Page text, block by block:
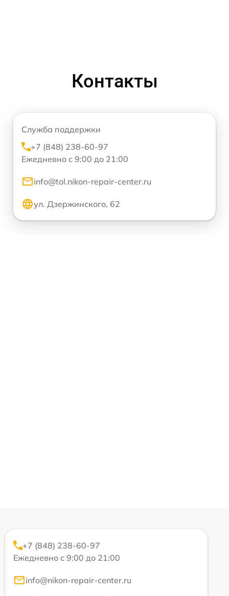
Контакты
Служба поддержки
+7 (848) 238-60-97
Ежедневно с 9:00 до 21:00
info@tol.nikon-repair-center.ru
ул. Дзержинского, 62
+7 (848) 238-60-97
Ежедневно с 9:00 до 21:00
info@nikon-repair-center.ru